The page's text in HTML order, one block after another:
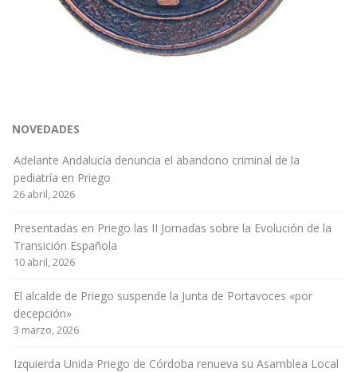
NOVEDADES
Adelante Andalucía denuncia el abandono criminal de la
pediatría en Priego
26 abril, 2026
Presentadas en Priego las II Jornadas sobre la Evolución de la
Transición Española
10 abril, 2026
El alcalde de Priego suspende la Junta de Portavoces «por
decepción»
3 marzo, 2026
Izquierda Unida Priego de Córdoba renueva su Asamblea Local